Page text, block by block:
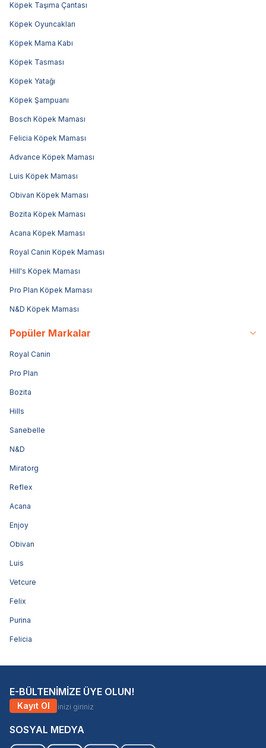
Köpek Taşıma Çantası
Köpek Oyuncakları
Köpek Mama Kabı
Köpek Tasması
Köpek Yatağı
Köpek Şampuanı
Bosch Köpek Maması
Felicia Köpek Maması
Advance Köpek Maması
Luis Köpek Maması
Obivan Köpek Maması
Bozita Köpek Maması
Acana Köpek Maması
Royal Canin Köpek Maması
Hill's Köpek Maması
Pro Plan Köpek Maması
N&D Köpek Maması
Popüler Markalar
Royal Canin
Pro Plan
Bozita
Hills
Sanebelle
N&D
Miratorg
Reflex
Acana
Enjoy
Obivan
Luis
Vetcure
Felix
Purina
Felicia
E-BÜLTENİMİZE ÜYE OLUN!
Kayıt Ol
SOSYAL MEDYA